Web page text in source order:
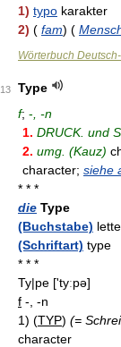
1) typo karakter
2) ( fam) (
Wörterbuch
13
Type
f; - , -n
1. DRUCK. und
2. umg. (Kauz)
character; siehe
* * *
die Type
(Buchstabe)
(Schriftart) type
* * *
Ty|pe ['tyːpə]
f -, -n
1) (TYP) (=
character